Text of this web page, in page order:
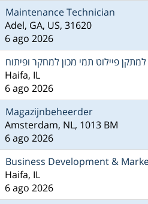
Maintenance Technician
Adel, GA, US, 31620
6 ago 2026
פיילוט תמי מכון למחקר ופיתוח
Haifa, IL
6 ago 2026
Magazijnbeheerder
Amsterdam, NL, 1013 BM
6 ago 2026
Business Development &
Haifa, IL
6 ago 2026